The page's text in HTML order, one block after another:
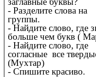
- Разделите слова на
группы.
- Найдите слово, где
больше чем букв (
- Найдите слово, где
согласные все
(Мухтар)
- Спишите красиво.